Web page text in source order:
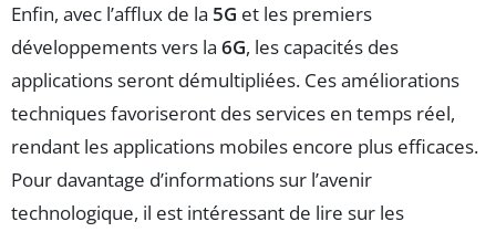
Enfin, avec l’afflux de la 5G et les premiers
développements vers la 6G, les capacités des
applications seront démultipliées. Ces améliorations
techniques favoriseront des services en temps réel,
rendant les applications mobiles encore plus efficaces.
Pour davantage d’informations sur l’avenir
technologique, il est intéressant de lire sur les